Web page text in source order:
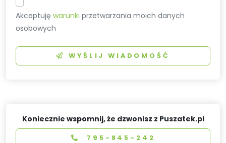
Akceptujęwarunki przetwarzania moich danych
osobowych
WYŚLIJ WIADOMOŚĆ
Koniecznie wspomnij, że dzwonisz z Puszatek.pl
795-845-242